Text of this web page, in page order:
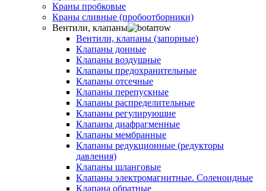
Краны пробковые
Краны сливные (пробоотборники)
Вентили, клапаны
Вентили, клапаны (запорные)
Клапаны донные
Клапаны воздушные
Клапаны предохранительные
Клапаны отсечные
Клапаны перепускные
Клапаны распределительные
Клапаны регулирующие
Клапаны диафрагменные
Клапаны мембранные
Клапаны редукционные (редукторы
давления)
Клапаны шланговые
Клапаны электромагнитные. Соленоидные
Клапана обратные